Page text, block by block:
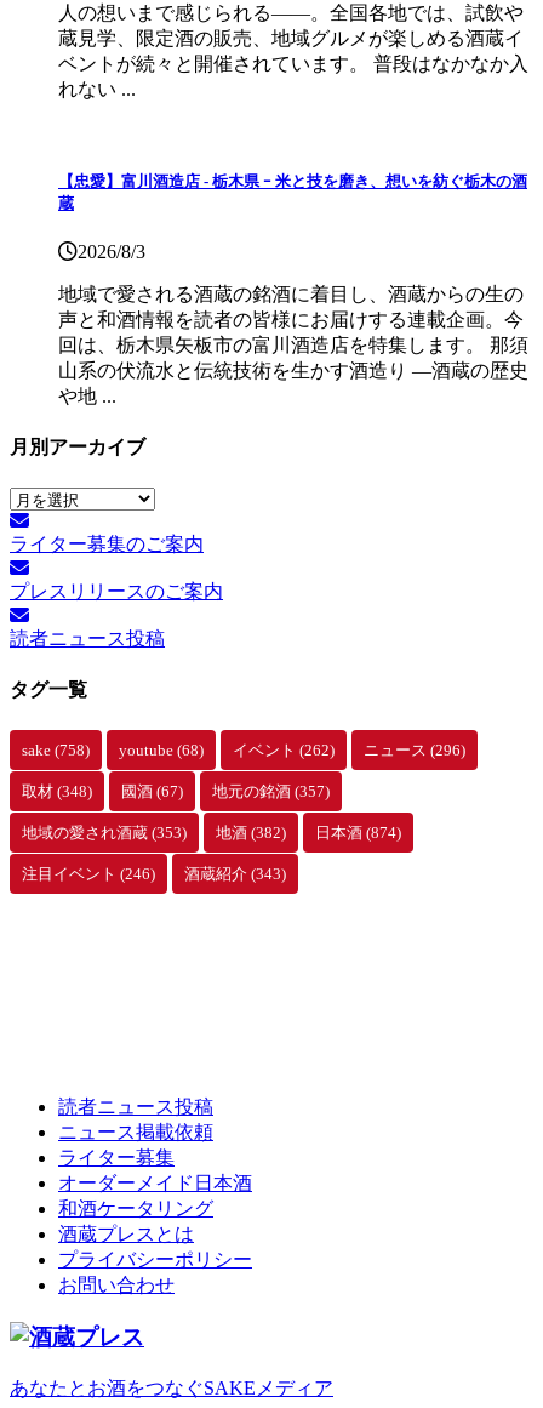
人の想いまで感じられる——。全国各地では、試飲や
蔵見学、限定酒の販売、地域グルメが楽しめる酒蔵イ
ベントが続々と開催されています。 普段はなかなか入
れない ...
【忠愛】富川酒造店 ‐ 栃木県 ｰ 米と技を磨き、想いを紡ぐ栃木の酒
蔵
2026/8/3
地域で愛される酒蔵の銘酒に着目し、酒蔵からの生の
声と和酒情報を読者の皆様にお届けする連載企画。今
回は、栃木県矢板市の富川酒造店を特集します。 那須
山系の伏流水と伝統技術を生かす酒造り ―酒蔵の歴史
や地 ...
月別アーカイブ
月
別
ア
ー
カ
イ
ブ
ライター募集のご案内
プレスリリースのご案内
読者ニュース投稿
タグ一覧
sake (758) youtube (68) イベント (262) ニュース (296)
取材 (348) 國酒 (67) 地元の銘酒 (357)
地域の愛され酒蔵 (353) 地酒 (382) 日本酒 (874)
注目イベント (246) 酒蔵紹介 (343)
読者ニュース投稿
ニュース掲載依頼
ライター募集
オーダーメイド日本酒
和酒ケータリング
酒蔵プレスとは
プライバシーポリシー
お問い合わせ
あなたとお酒をつなぐSAKEメディア